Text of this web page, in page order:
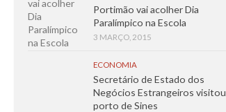
Portimão vai acolher Dia
Paralímpico na Escola
3 MARÇO, 2015
ECONOMIA
Secretário de Estado dos
Negócios Estrangeiros visitou
porto de Sines